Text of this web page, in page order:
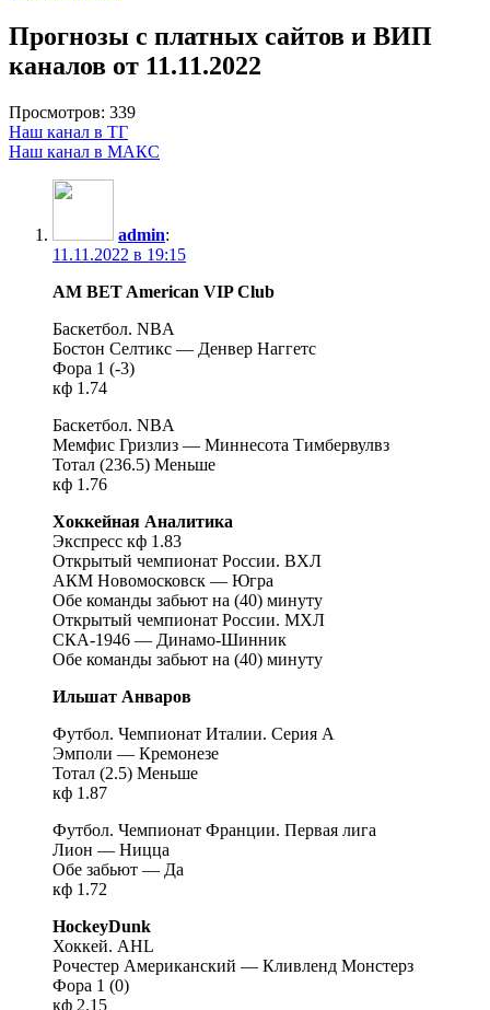
Прогнозы с платных сайтов и ВИП
каналов от 11.11.2022
Просмотров: 339
Наш канал в ТГ
Наш канал в МАКС
admin:
11.11.2022 в 19:15
AM BET American VIP Club
Баскетбол. NBA
Бостон Селтикс — Денвер Наггетс
Фора 1 (-3)
кф 1.74
Баскетбол. NBA
Мемфис Гризлиз — Миннесота Тимбервулвз
Тотал (236.5) Меньше
кф 1.76
Хоккейная Аналитика
Экспресс кф 1.83
Открытый чемпионат России. ВХЛ
АКМ Новомосковск — Югра
Обе команды забьют на (40) минуту
Открытый чемпионат России. МХЛ
СКА-1946 — Динамо-Шинник
Обе команды забьют на (40) минуту
Ильшат Анваров
Футбол. Чемпионат Италии. Серия А
Эмполи — Кремонезе
Тотал (2.5) Меньше
кф 1.87
Футбол. Чемпионат Франции. Первая лига
Лион — Ницца
Обе забьют — Да
кф 1.72
HockeyDunk
Хоккей. AHL
Рочестер Американский — Кливленд Монстерз
Фора 1 (0)
кф 2.15